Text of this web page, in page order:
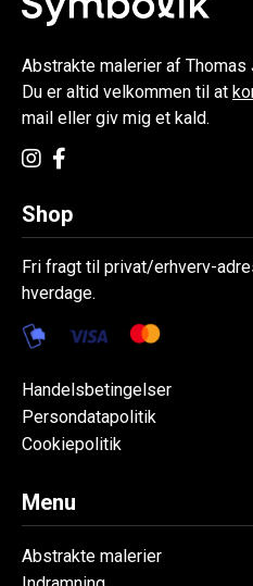
Abstrakte malerier af Thomas
Du er altid velkommen til at
mail eller giv mig et kald.
Shop
Fri fragt til privat/erhverv-
hverdage.
Handelsbetingelser
Persondatapolitik
Cookiepolitik
Menu
Abstrakte malerier